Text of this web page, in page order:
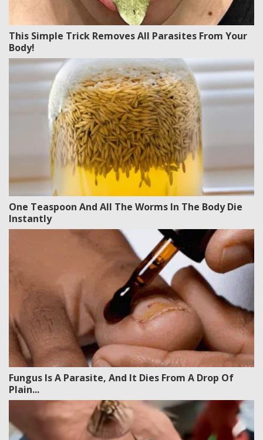
This Simple Trick Removes All Parasites From Your
Body!
One Teaspoon And All The Worms In The Body Die
Instantly
Fungus Is A Parasite, And It Dies From A Drop Of
Plain...